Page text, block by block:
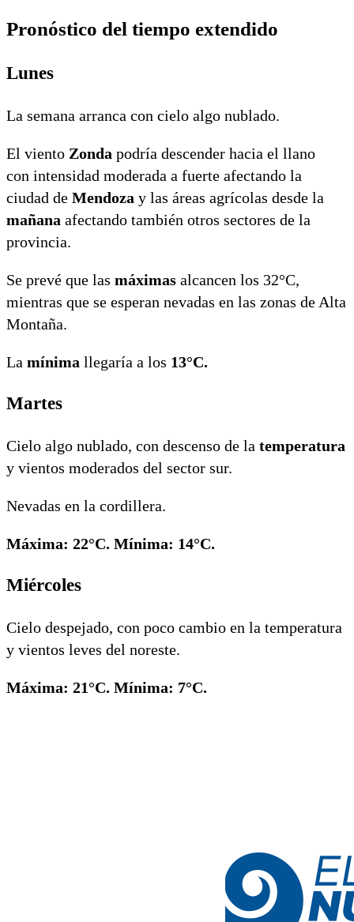
Pronóstico del tiempo extendido
Lunes
La semana arranca con cielo algo nublado.
El viento Zonda podría descender hacia el llano
con intensidad moderada a fuerte afectando la
ciudad de Mendoza y las áreas agrícolas desde la
mañana afectando también otros sectores de la
provincia.
Se prevé que las máximas alcancen los 32°C,
mientras que se esperan nevadas en las zonas de Alta
Montaña.
La mínima llegaría a los 13°C.
Martes
Cielo algo nublado, con descenso de la temperatura
y vientos moderados del sector sur.
Nevadas en la cordillera.
Máxima: 22°C. Mínima: 14°C.
Miércoles
Cielo despejado, con poco cambio en la temperatura
y vientos leves del noreste.
Máxima: 21°C. Mínima: 7°C.